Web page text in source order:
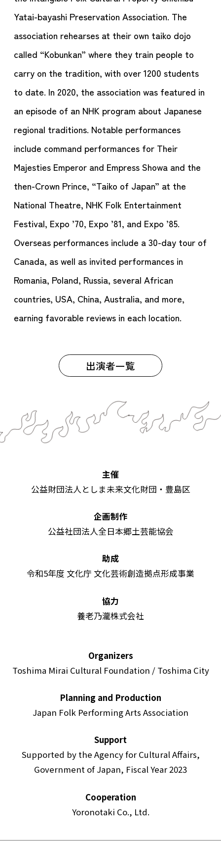
Yatai-bayashi Preservation Association. The
association rehearses at their own taiko dojo
called “Kobunkan” where they train people to
carry on the tradition, with over 1200 students
to date. In 2020, the association was featured in
an episode of an NHK program about Japanese
regional traditions. Notable performances
include command performances for Their
Majesties Emperor and Empress Showa and the
then-Crown Prince, “Taiko of Japan” at the
National Theatre, NHK Folk Entertainment
Festival, Expo ’70, Expo ’81, and Expo ’85.
Overseas performances include a 30-day tour of
Canada, as well as invited performances in
Romania, Poland, Russia, several African
countries, USA, China, Australia, and more,
earning favorable reviews in each location.
出演者一覧
主催
公益財団法人としま未来文化財団・豊島区
企画制作
公益社団法人全日本郷土芸能協会
助成
令和5年度 文化庁 文化芸術創造拠点形成事業
協力
養老乃瀧株式会社
Organizers
Toshima Mirai Cultural Foundation / Toshima City
Planning and Production
Japan Folk Performing Arts Association
Support
Supported by the Agency for Cultural Affairs,
Government of Japan, Fiscal Year 2023
Cooperation
Yoronotaki Co., Ltd.